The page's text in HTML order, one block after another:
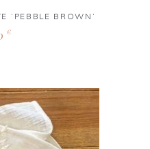
‘PEBBLE BROWN‘
€